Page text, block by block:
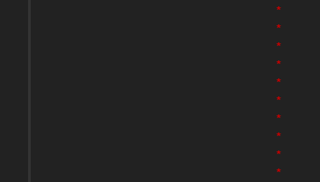
*
*
*
*
*
*
*
*
*
*